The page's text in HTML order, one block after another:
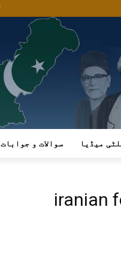
میڈیا سوالات و جوابات
iranian